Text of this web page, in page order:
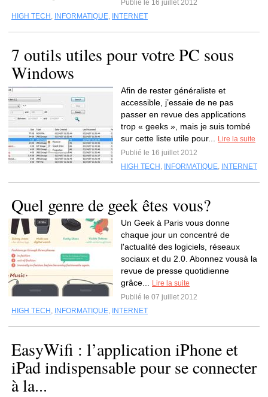
Publié le 16 juillet 2012
HIGH TECH , INFORMATIQUE, INTERNET
7 outils utiles pour votre PC sous
Windows
Afin de rester généraliste et
accessible, j’essaie de ne pas
passer en revue des applications
trop « geeks », mais je suis tombé
sur cette liste utile pour...
Lire la suite
Publié le 16 juillet 2012
HIGH TECH , INFORMATIQUE, INTERNET
Quel genre de geek êtes vous?
Un Geek à Paris vous donne
chaque jour un concentré de
l'actualité des logiciels, réseaux
sociaux et du 2.0. Abonnez vousà la
revue de presse quotidienne
grâce...
Lire la suite
Publié le 07 juillet 2012
HIGH TECH , INFORMATIQUE, INTERNET
EasyWifi : l’application iPhone et
iPad indispensable pour se connecter
à la...